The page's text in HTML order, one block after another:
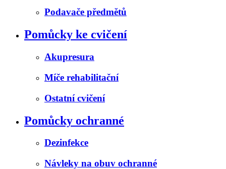
Podavače předmětů
Pomůcky ke cvičení
Akupresura
Míče rehabilitační
Ostatní cvičení
Pomůcky ochranné
Dezinfekce
Návleky na obuv ochranné